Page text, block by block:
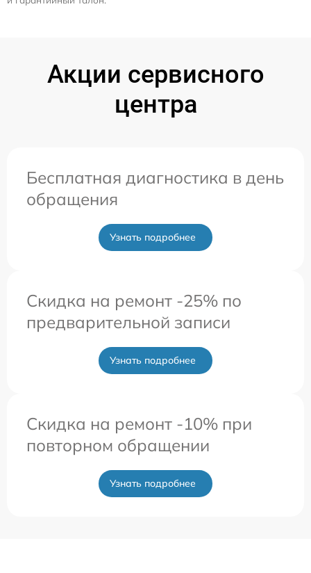
Акции сервисного
центра
Бесплатная диагностика в день
обращения
Узнать подробнее
Скидка на ремонт -25% по
предварительной записи
Узнать подробнее
Скидка на ремонт -10% при
повторном обращении
Узнать подробнее